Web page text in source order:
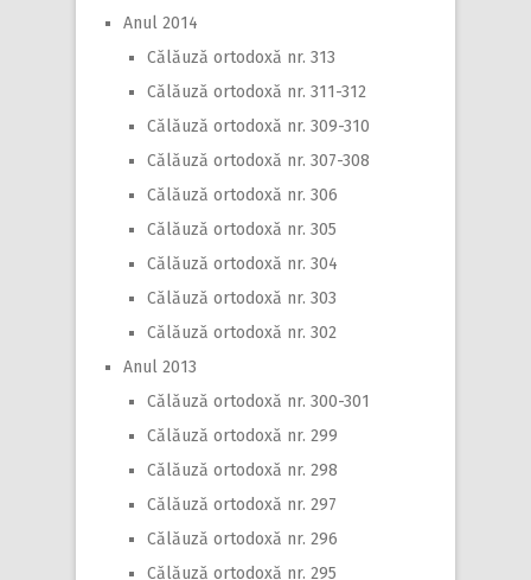
Anul 2014
Călăuză ortodoxă nr. 313
Călăuză ortodoxă nr. 311-312
Călăuză ortodoxă nr. 309-310
Călăuză ortodoxă nr. 307-308
Călăuză ortodoxă nr. 306
Călăuză ortodoxă nr. 305
Călăuză ortodoxă nr. 304
Călăuză ortodoxă nr. 303
Călăuză ortodoxă nr. 302
Anul 2013
Călăuză ortodoxă nr. 300-301
Călăuză ortodoxă nr. 299
Călăuză ortodoxă nr. 298
Călăuză ortodoxă nr. 297
Călăuză ortodoxă nr. 296
Călăuză ortodoxă nr. 295